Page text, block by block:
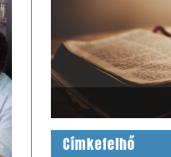
Címkefelhő